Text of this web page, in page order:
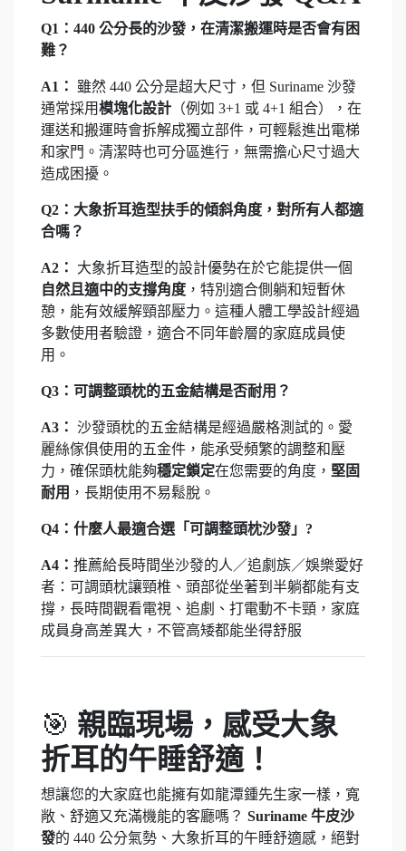
Q1：440 公分長的沙發，在清潔搬運時是否會有困
難？
A1：
雖然 440 公分是超大尺寸，但 Suriname 沙發
通常採用模塊化設計 （例如 3+1 或 4+1 組合），在
運送和搬運時會拆解成獨立部件，可輕鬆進出電梯
和家門。清潔時也可分區進行，無需擔心尺寸過大
造成困擾。
Q2：大象折耳造型扶手的傾斜角度，對所有人都適
合嗎？
A2：
大象折耳造型的設計優勢在於它能提供一個
自然且適中的支撐角度 ，特別適合側躺和短暫休
憩，能有效緩解頸部壓力。這種人體工學設計經過
多數使用者驗證，適合不同年齡層的家庭成員使
用。
Q3：可調整頭枕的五金結構是否耐用？
A3： 沙發頭枕的五金結構是經過嚴格測試的。愛
麗絲傢俱使用的五金件，能承受頻繁的調整和壓
力，確保頭枕能夠穩定鎖定在您需要的角度， 堅固
耐用 ，長期使用不易鬆脫。
Q4： 什麼人最適合選「可調整頭枕沙發」?
A4： 推薦給長時間坐沙發的人／追劇族／娛樂愛好
者：可調頭枕讓頸椎、頭部從坐著到半躺都能有支
撐，長時間觀看電視、追劇、打電動不卡頸，家庭
成員身高差異大，不管高矮都能坐得舒服
🎯 親臨現場，感受大象
折耳的午睡舒適！
想讓您的大家庭也能擁有如龍潭鍾先生家一樣，寬
敞、舒適又充滿機能的客廳嗎？ Suriname 牛皮沙
發的 440 公分氣勢、大象折耳的午睡舒適感，絕對